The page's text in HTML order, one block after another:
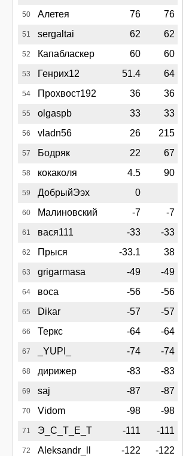
50 Алетея 76 76
51 sergaltai 62 62
52 Капабласкер 60 60
53 Генрих12 51.4 64
54 Прохвост192 36 36
55 olgaspb 33 33
56 vladn56 26 215
57 Бодряк 22 67
58 кокаколя 4.5 90
59 ДобрыйЭэх 0
60 Малиновский -7 -7
61 вася111 -33 -33
62 Прыся -33.1 38
63 grigarmasa -49 -49
64 воса -56 -56
65 Dikar -57 -57
66 Теркс -64 -64
67 _YUPI_ -74 -74
68 дирижер -83 -83
69 saj -87 -87
70 Vidom -98 -98
71 Э_С_Т_Е_Т -111 -111
72 Aleksandr_ll -122 -122